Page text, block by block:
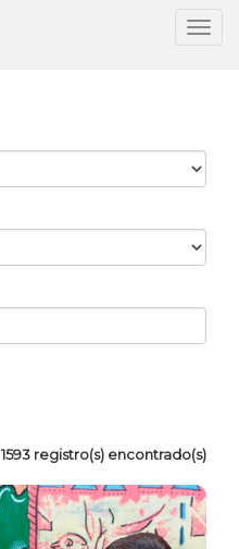
1593 registro(s) encontrado(s)